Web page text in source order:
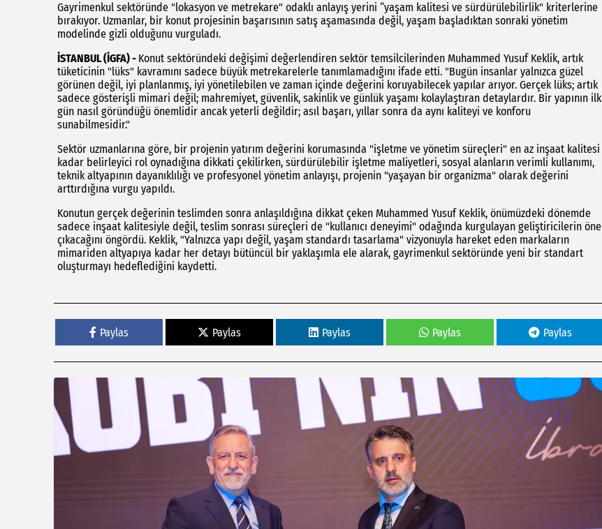
Gayrimenkul sektöründe "lokasyon ve metrekare" odaklı anlayış yerini “yaşam kalitesi ve sürdürülebilirlik" kriterlerine
bırakıyor. Uzmanlar, bir konut projesinin başarısının satış aşamasında değil, yaşam başladıktan sonraki yönetim
modelinde gizli olduğunu vurguladı.
İSTANBUL (İGFA) - Konut sektöründeki değişimi değerlendiren sektör temsilcilerinden Muhammed Yusuf Keklik, artık
tüketicinin "lüks" kavramını sadece büyük metrekarelerle tanımlamadığını ifade etti. "Bugün insanlar yalnızca güzel
görünen değil, iyi planlanmış, iyi yönetilebilen ve zaman içinde değerini koruyabilecek yapılar arıyor. Gerçek lüks; artık
sadece gösterişli mimari değil; mahremiyet, güvenlik, sakinlik ve günlük yaşamı kolaylaştıran detaylardır. Bir yapının ilk
gün nasıl göründüğü önemlidir ancak yeterli değildir; asıl başarı, yıllar sonra da aynı kaliteyi ve konforu
sunabilmesidir."
Sektör uzmanlarına göre, bir projenin yatırım değerini korumasında "işletme ve yönetim süreçleri" en az inşaat kalitesi
kadar belirleyici rol oynadığına dikkati çekilirken, sürdürülebilir işletme maliyetleri, sosyal alanların verimli kullanımı,
teknik altyapının dayanıklılığı ve profesyonel yönetim anlayışı, projenin "yaşayan bir organizma" olarak değerini
arttırdığına vurgu yapıldı.
Konutun gerçek değerinin teslimden sonra anlaşıldığına dikkat çeken Muhammed Yusuf Keklik, önümüzdeki dönemde
sadece inşaat kalitesiyle değil, teslim sonrası süreçleri de "kullanıcı deneyimi" odağında kurgulayan geliştiricilerin öne
çıkacağını öngördü. Keklik, "Yalnızca yapı değil, yaşam standardı tasarlama" vizyonuyla hareket eden markaların
mimariden altyapıya kadar her detayı bütüncül bir yaklaşımla ele alarak, gayrimenkul sektöründe yeni bir standart
oluşturmayı hedeflediğini kaydetti.
Paylas Paylas Paylas Paylas Paylas